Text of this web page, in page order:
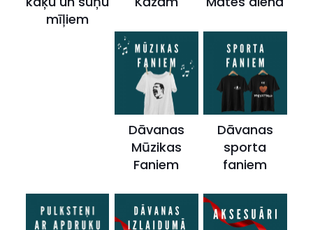
mīļiem
Dāvanas
Mūzikas
Faniem
Dāvanas
sporta
faniem